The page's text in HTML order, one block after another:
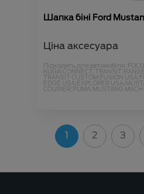
Шапка біні Ford
Ціна аксесуара
Підходить для автомобіля :
KUGA;CONNECT;TRANSIT;
TRANSIT CUSTOM;FUSION USA;
EDGE USA;EXPLORER USA;
COURIER;PUMA;MUSTANG
1 2 3